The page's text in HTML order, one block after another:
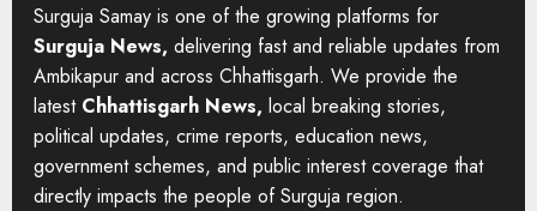
Surguja Samay is one of the growing platforms for
Surguja News, delivering fast and reliable updates from
Ambikapur and across Chhattisgarh. We provide the
latest Chhattisgarh News, local breaking stories,
political updates, crime reports, education news,
government schemes, and public interest coverage that
directly impacts the people of Surguja region.